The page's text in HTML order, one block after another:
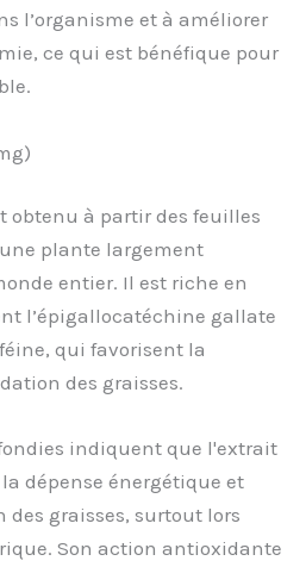
l’organisme et à améliorer
ce qui est bénéfique pour
obtenu à partir des feuilles
plante largement
entier. Il est riche en
l’épigallocatéchine gallate
qui favorisent la
des graisses.
indiquent que l'extrait
dépense énergétique et
graisses, surtout lors
Son action antioxidante